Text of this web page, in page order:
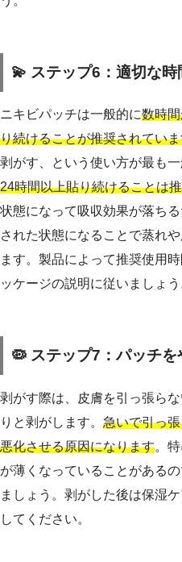
💫 ステップ6：適切な時
ニキビパッチは一般的に数時
り続けることが推奨されてい
剥がす、という使い方が最も
24時間以上貼り続けることは
状態になって吸収効果が落ち
された状態になることで蒸れ
ます。製品によって推奨使用
ッケージの説明に従いましょう
🦠 ステップ7：パッチ
剥がす際は、皮膚を引っ張ら
りと剥がします。 急いで引っ
悪化させる原因になります。
が薄くなっていることがある
ましょう。剥がした後は保湿
してください。